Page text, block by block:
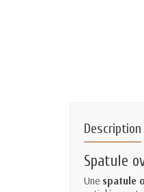
Description
Spatule
Une spatule